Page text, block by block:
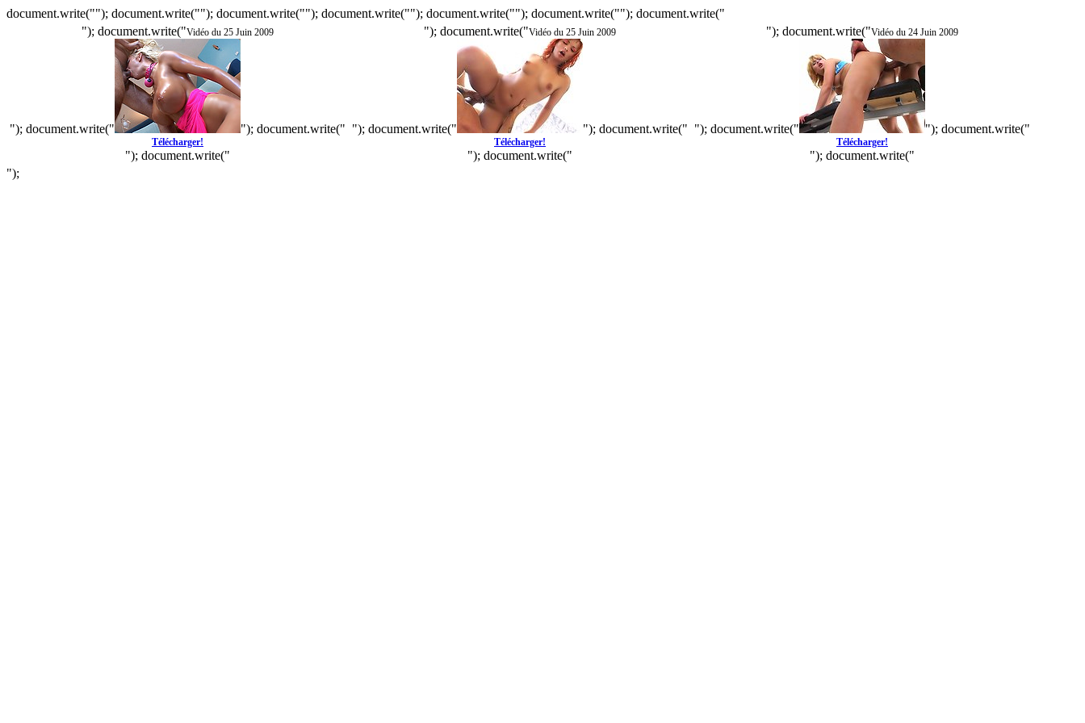
document.write(""); document.write(""); document.write(""); document.write(""); document.write(""); document.write(""); document.write("
"); document.write("Vidéo du 25 Juin 2009
"); document.write(" "); document.write("
Télécharger!
"); document.write("
"); document.write("Vidéo du 25 Juin 2009
"); document.write(" "); document.write("
Télécharger!
"); document.write("
"); document.write("Vidéo du 24 Juin 2009
"); document.write(" "); document.write("
Télécharger!
"); document.write("
");